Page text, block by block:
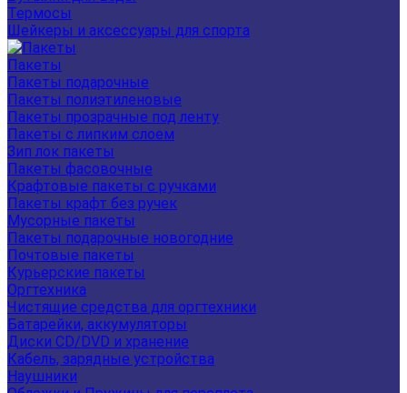
Термосы
Шейкеры и аксессуары для спорта
Пакеты
Пакеты подарочные
Пакеты полиэтиленовые
Пакеты прозрачные под ленту
Пакеты с липким слоем
Зип лок пакеты
Пакеты фасовочные
Крафтовые пакеты с ручками
Пакеты крафт без ручек
Мусорные пакеты
Пакеты подарочные новогодние
Почтовые пакеты
Курьерские пакеты
Оргтехника
Чистящие средства для оргтехники
Батарейки, аккумуляторы
Диски CD/DVD и хранение
Кабель, зарядные устройства
Наушники